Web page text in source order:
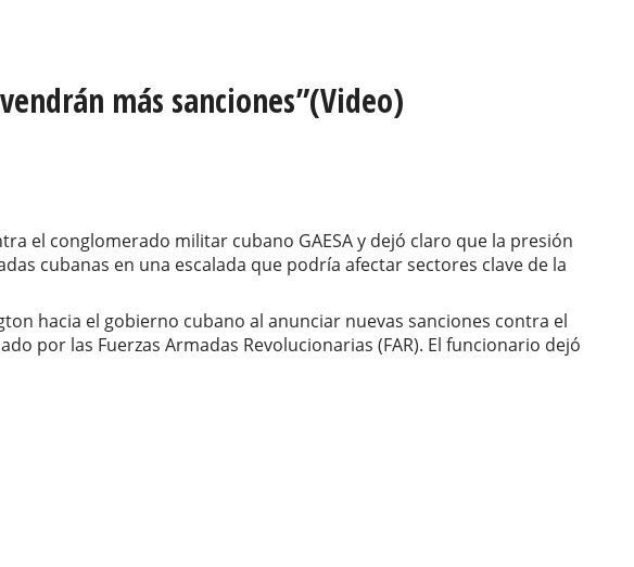
más sanciones”(Video)
el conglomerado militar cubano GAESA y dejó claro que la presión
cubanas en una escalada que podría afectar sectores clave de la
hacia el gobierno cubano al anunciar nuevas sanciones contra el
por las Fuerzas Armadas Revolucionarias (FAR). El funcionario dejó